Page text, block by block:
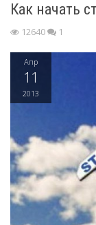
Как начать
12640 1
Апр
11
2013